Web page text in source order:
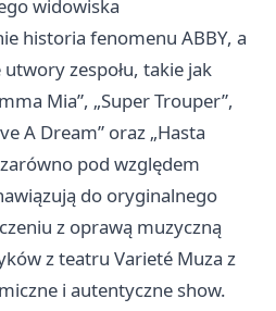
widowiska
historia fenomenu ABBY, a
zespołu, takie jak
Mia”, „Super Trouper”,
A Dream” oraz „Hasta
pod względem
do oryginalnego
z oprawą muzyczną
z teatru Varieté Muza z
i autentyczne show.